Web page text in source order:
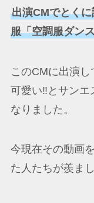
出演CMでとく
服「空調服ダン
このCMに出演
可愛い‼とサンエ
なりました。
今現在その動画
た人たちが羨ま